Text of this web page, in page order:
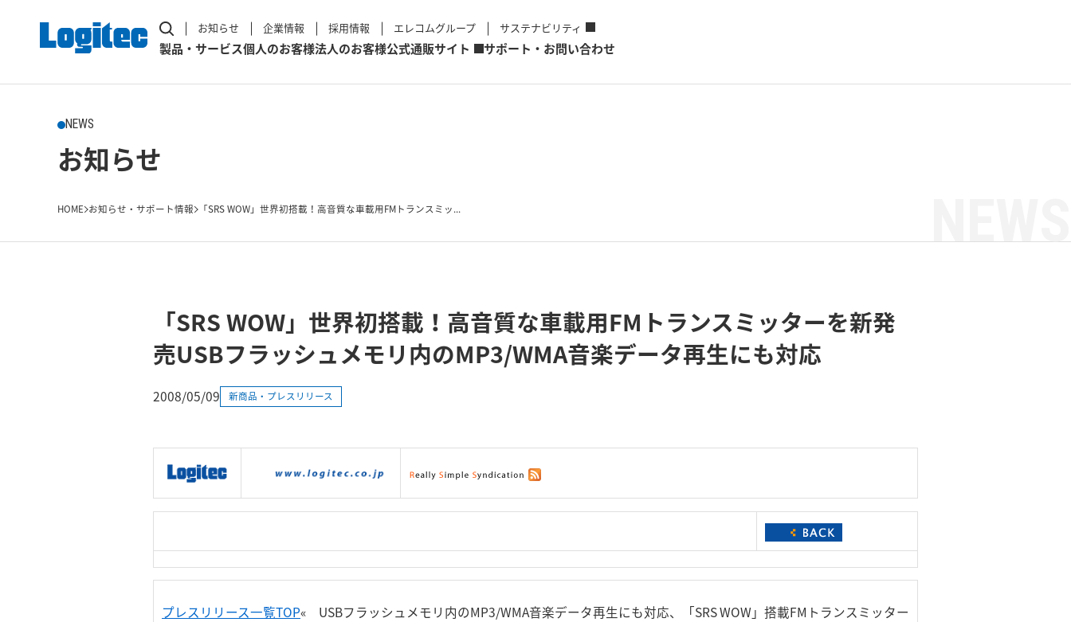
お知らせ 企業情報 採用情報 エレコムグループ サステナビリティ
製品・サービス個人のお客様法人のお客様公式通販サイト サポート・お問い合わせ
NEWS
お知らせ
HOME お知らせ・サポート情報 「SRS WOW」世界初搭載！高音質な車載用FMトランスミッ...
「SRS WOW」世界初搭載！高音質な車載用FMトランスミッターを新発
売USBフラッシュメモリ内のMP3/WMA音楽データ再生にも対応
2008/05/09 新商品・プレスリリース
プレスリリース一覧TOP« USBフラッシュメモリ内のMP3/WMA音楽データ再生にも対応、「SRS WOW」搭載FMトランスミッター